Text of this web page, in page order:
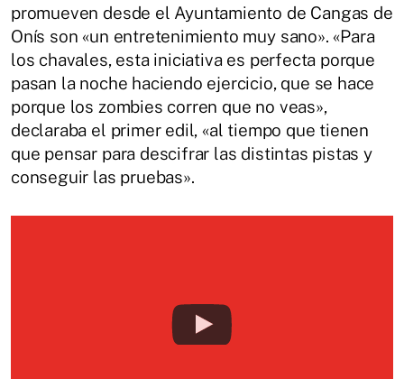
promueven desde el Ayuntamiento de Cangas de
Onís son «un entretenimiento muy sano». «Para
los chavales, esta iniciativa es perfecta porque
pasan la noche haciendo ejercicio, que se hace
porque los zombies corren que no veas»,
declaraba el primer edil, «al tiempo que tienen
que pensar para descifrar las distintas pistas y
conseguir las pruebas».